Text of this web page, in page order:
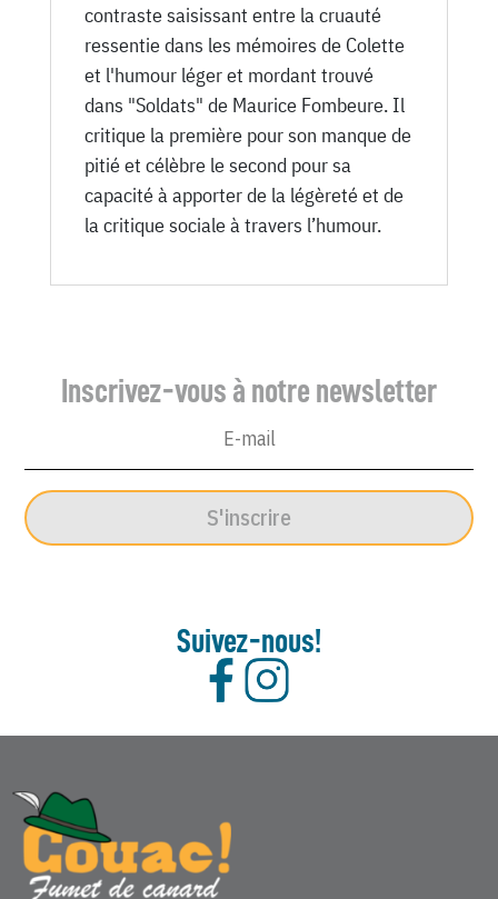
contraste saisissant entre la cruauté
ressentie dans les mémoires de Colette
et l'humour léger et mordant trouvé
dans "Soldats" de Maurice Fombeure. Il
critique la première pour son manque de
pitié et célèbre le second pour sa
capacité à apporter de la légèreté et de
la critique sociale à travers l’humour.
Inscrivez-vous à notre newsletter
S'inscrire
Suivez-nous!